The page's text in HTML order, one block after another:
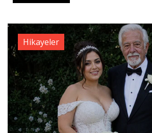
Hikayeler